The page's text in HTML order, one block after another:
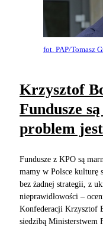
fot. PAP/Tomasz
Krzysztof
Fundusze
problem
Fundusze z KPO są
mamy w Polsce kulturę
bez żadnej strategii, z
nieprawidłowości –
Konfederacji Krzysztof
siedzibą Ministerstwem